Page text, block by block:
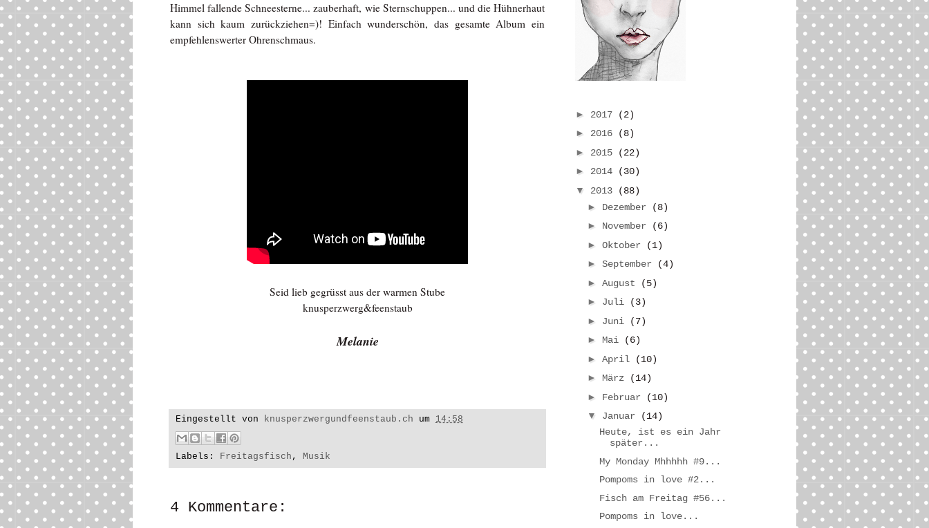
Himmel fallende Schneesterne... zauberhaft, wie Sternschuppen... und die Hühnerhaut
kann sich kaum zurückziehen=)! Einfach wunderschön, das gesamte Album ein
empfehlenswerter Ohrenschmaus.
Seid lieb gegrüsst aus der warmen Stube
knusperzwerg&feenstaub
Melanie
Eingestellt von knusperzwergundfeenstaub.ch um 14:58
Labels: Freitagsfisch , Musik
4 Kommentare:
► 2017
(2)
► 2016
(8)
► 2015
(22)
► 2014
(30)
▼ 2013
(88)
► Dezember
(8)
► November
(6)
► Oktober
(1)
► September
(4)
► August
(5)
► Juli
(3)
► Juni
(7)
► Mai
(6)
► April
(10)
► März
(14)
► Februar
(10)
▼ Januar
(14)
Heute, ist es ein Jahr
später...
My Monday Mhhhhh #9...
Pompoms in love #2...
Fisch am Freitag #56...
Pompoms in love...